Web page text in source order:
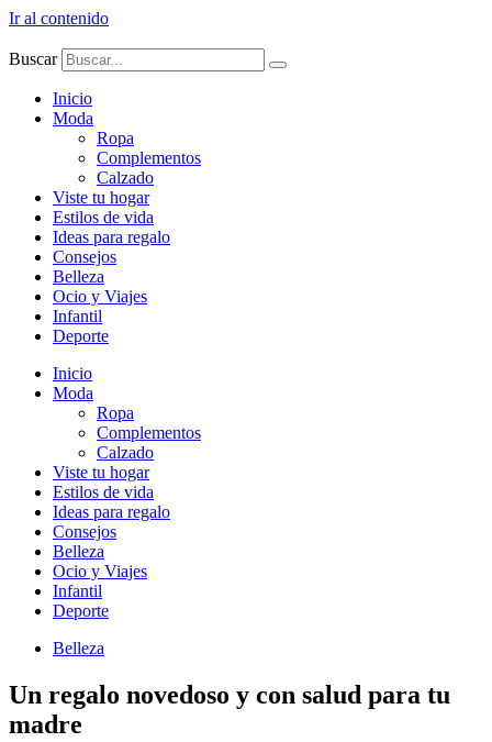
Ir al contenido
Buscar
Inicio
Moda
Ropa
Complementos
Calzado
Viste tu hogar
Estilos de vida
Ideas para regalo
Consejos
Belleza
Ocio y Viajes
Infantil
Deporte
Inicio
Moda
Ropa
Complementos
Calzado
Viste tu hogar
Estilos de vida
Ideas para regalo
Consejos
Belleza
Ocio y Viajes
Infantil
Deporte
Belleza
Un regalo novedoso y con salud para tu
madre